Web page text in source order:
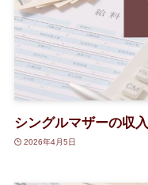
シングルマザーの収
2026年4月5日